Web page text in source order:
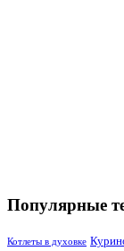
Популярные
Котлеты в духовке